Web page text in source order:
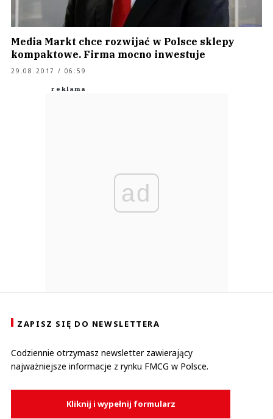
Media Markt chce rozwijać w Polsce sklepy
kompaktowe. Firma mocno inwestuje
29.08.2017 / 06:59
ad
ZAPISZ SIĘ DO NEWSLETTERA
Codziennie otrzymasz newsletter zawierający
najważniejsze informacje z rynku FMCG w Polsce.
Kliknij i wypełnij formularz